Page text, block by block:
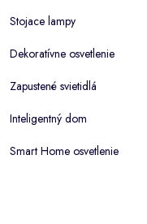
Stojace lampy
Dekoratívne osvetlenie
Zapustené svietidlá
Inteligentný dom
Smart Home osvetlenie